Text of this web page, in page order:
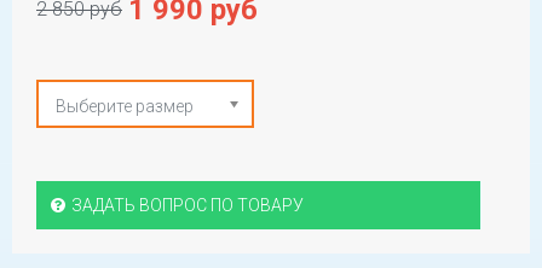
2 850 руб 1 990 руб
Выберите размер
ЗАДАТЬ ВОПРОС ПО ТОВАРУ